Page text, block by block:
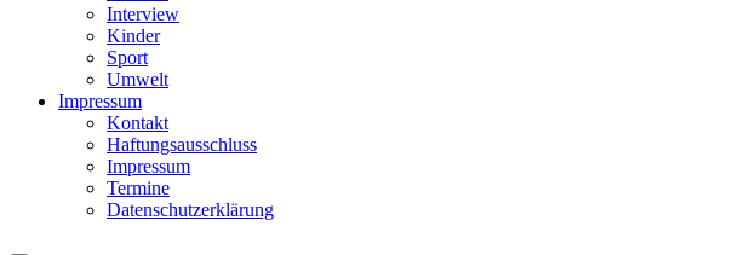
Interview
Kinder
Sport
Umwelt
Impressum
Kontakt
Haftungsausschluss
Impressum
Termine
Datenschutzerklärung